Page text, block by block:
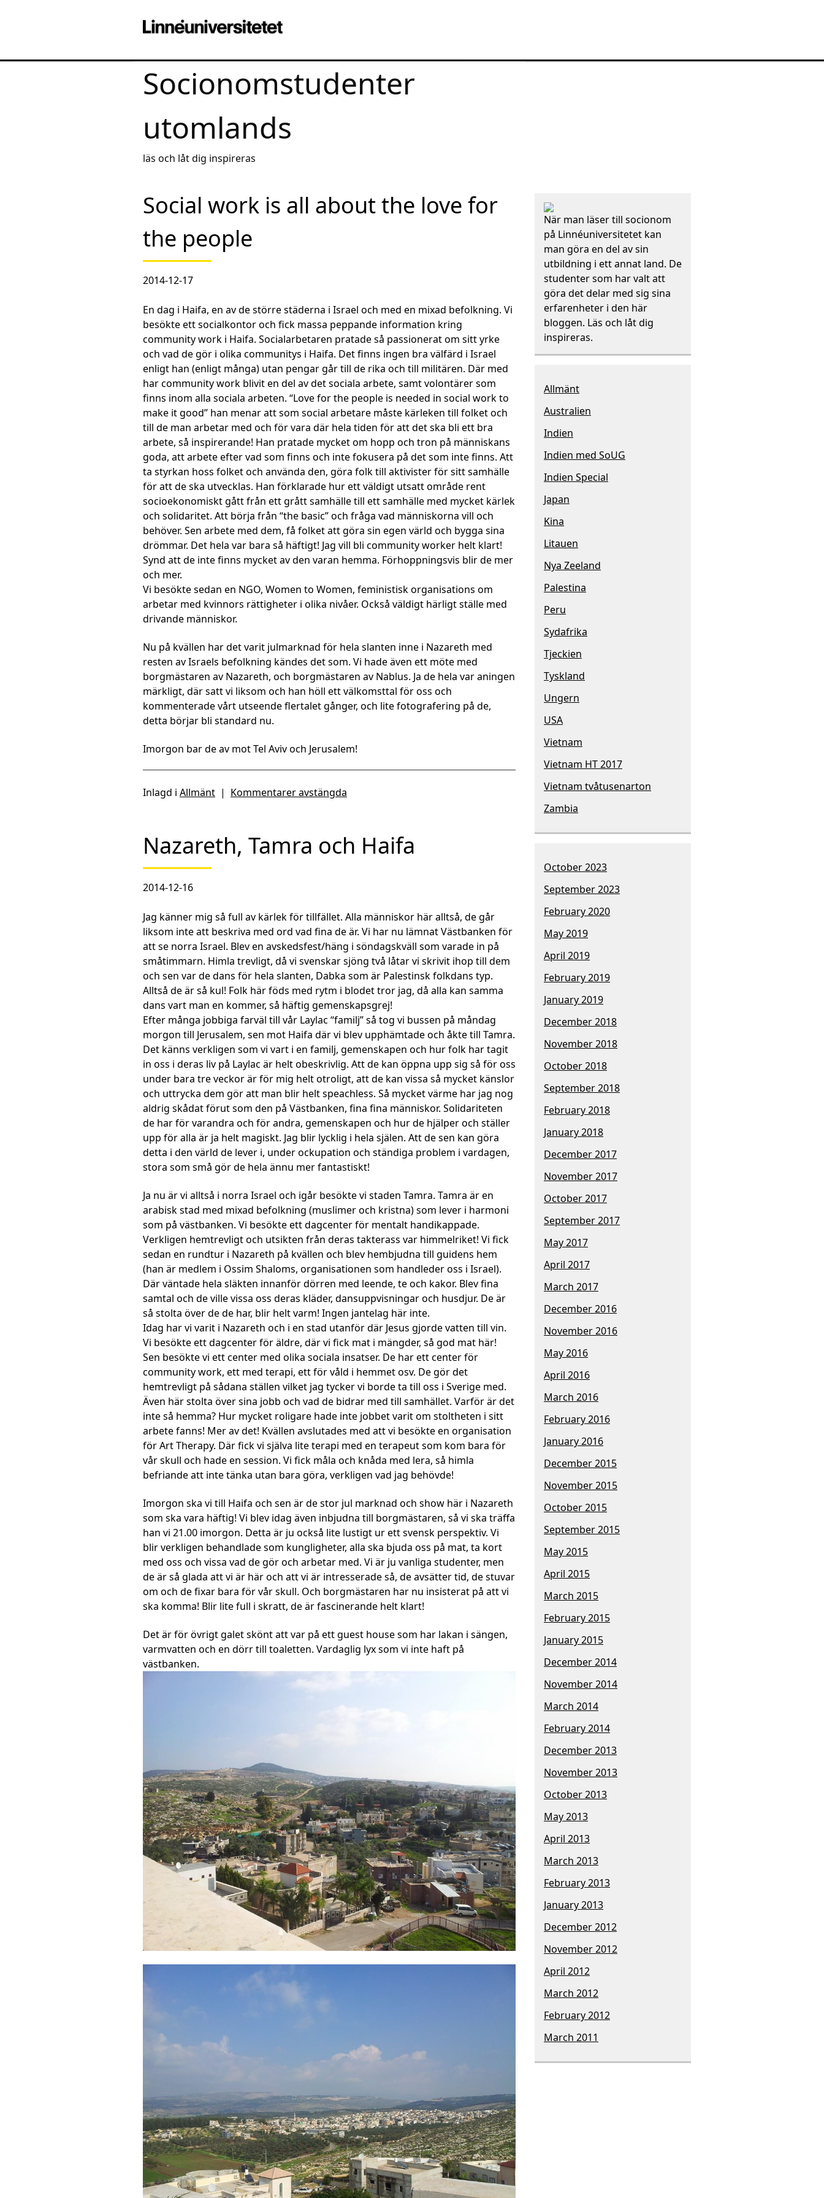
Socionomstudenter
utomlands
läs och låt dig inspireras
Social work is all about the love for
the people
2014-12-17
En dag i Haifa, en av de större städerna i Israel och med en mixad befolkning. Vi
besökte ett socialkontor och fick massa peppande information kring
community work i Haifa. Socialarbetaren pratade så passionerat om sitt yrke
och vad de gör i olika communitys i Haifa. Det finns ingen bra välfärd i Israel
enligt han (enligt många) utan pengar går till de rika och till militären. Där med
har community work blivit en del av det sociala arbete, samt volontärer som
finns inom alla sociala arbeten. “Love for the people is needed in social work to
make it good” han menar att som social arbetare måste kärleken till folket och
till de man arbetar med och för vara där hela tiden för att det ska bli ett bra
arbete, så inspirerande! Han pratade mycket om hopp och tron på människans
goda, att arbete efter vad som finns och inte fokusera på det som inte finns. Att
ta styrkan hoss folket och använda den, göra folk till aktivister för sitt samhälle
för att de ska utvecklas. Han förklarade hur ett väldigt utsatt område rent
socioekonomiskt gått från ett grått samhälle till ett samhälle med mycket kärlek
och solidaritet. Att börja från “the basic” och fråga vad människorna vill och
behöver. Sen arbete med dem, få folket att göra sin egen värld och bygga sina
drömmar. Det hela var bara så häftigt! Jag vill bli community worker helt klart!
Synd att de inte finns mycket av den varan hemma. Förhoppningsvis blir de mer
och mer.
Vi besökte sedan en NGO, Women to Women, feministisk organisations om
arbetar med kvinnors rättigheter i olika nivåer. Också väldigt härligt ställe med
drivande människor.
Nu på kvällen har det varit julmarknad för hela slanten inne i Nazareth med
resten av Israels befolkning kändes det som. Vi hade även ett möte med
borgmästaren av Nazareth, och borgmästaren av Nablus. Ja de hela var aningen
märkligt, där satt vi liksom och han höll ett välkomsttal för oss och
kommenterade vårt utseende flertalet gånger, och lite fotografering på de,
detta börjar bli standard nu.
Imorgon bar de av mot Tel Aviv och Jerusalem!
Inlagd i Allmänt | Kommentarer avstängda
Nazareth, Tamra och Haifa
2014-12-16
Jag känner mig så full av kärlek för tillfället. Alla människor här alltså, de går
liksom inte att beskriva med ord vad fina de är. Vi har nu lämnat Västbanken för
att se norra Israel. Blev en avskedsfest/häng i söndagskväll som varade in på
småtimmarn. Himla trevligt, då vi svenskar sjöng två låtar vi skrivit ihop till dem
och sen var de dans för hela slanten, Dabka som är Palestinsk folkdans typ.
Alltså de är så kul! Folk här föds med rytm i blodet tror jag, då alla kan samma
dans vart man en kommer, så häftig gemenskapsgrej!
Efter många jobbiga farväl till vår Laylac “familj” så tog vi bussen på måndag
morgon till Jerusalem, sen mot Haifa där vi blev upphämtade och åkte till Tamra.
Det känns verkligen som vi vart i en familj, gemenskapen och hur folk har tagit
in oss i deras liv på Laylac är helt obeskrivlig. Att de kan öppna upp sig så för oss
under bara tre veckor är för mig helt otroligt, att de kan vissa så mycket känslor
och uttrycka dem gör att man blir helt speachless. Så mycket värme har jag nog
aldrig skådat förut som den på Västbanken, fina fina människor. Solidariteten
de har för varandra och för andra, gemenskapen och hur de hjälper och ställer
upp för alla är ja helt magiskt. Jag blir lycklig i hela själen. Att de sen kan göra
detta i den värld de lever i, under ockupation och ständiga problem i vardagen,
stora som små gör de hela ännu mer fantastiskt!
Ja nu är vi alltså i norra Israel och igår besökte vi staden Tamra. Tamra är en
arabisk stad med mixad befolkning (muslimer och kristna) som lever i harmoni
som på västbanken. Vi besökte ett dagcenter för mentalt handikappade.
Verkligen hemtrevligt och utsikten från deras takterass var himmelriket! Vi fick
sedan en rundtur i Nazareth på kvällen och blev hembjudna till guidens hem
(han är medlem i Ossim Shaloms, organisationen som handleder oss i Israel).
Där väntade hela släkten innanför dörren med leende, te och kakor. Blev fina
samtal och de ville vissa oss deras kläder, dansuppvisningar och husdjur. De är
så stolta över de de har, blir helt varm! Ingen jantelag här inte.
Idag har vi varit i Nazareth och i en stad utanför där Jesus gjorde vatten till vin.
Vi besökte ett dagcenter för äldre, där vi fick mat i mängder, så god mat här!
Sen besökte vi ett center med olika sociala insatser. De har ett center för
community work, ett med terapi, ett för våld i hemmet osv. De gör det
hemtrevligt på sådana ställen vilket jag tycker vi borde ta till oss i Sverige med.
Även här stolta över sina jobb och vad de bidrar med till samhället. Varför är det
inte så hemma? Hur mycket roligare hade inte jobbet varit om stoltheten i sitt
arbete fanns! Mer av det! Kvällen avslutades med att vi besökte en organisation
för Art Therapy. Där fick vi själva lite terapi med en terapeut som kom bara för
vår skull och hade en session. Vi fick måla och knåda med lera, så himla
befriande att inte tänka utan bara göra, verkligen vad jag behövde!
Imorgon ska vi till Haifa och sen är de stor jul marknad och show här i Nazareth
som ska vara häftig! Vi blev idag även inbjudna till borgmästaren, så vi ska träffa
han vi 21.00 imorgon. Detta är ju också lite lustigt ur ett svensk perspektiv. Vi
blir verkligen behandlade som kungligheter, alla ska bjuda oss på mat, ta kort
med oss och vissa vad de gör och arbetar med. Vi är ju vanliga studenter, men
de är så glada att vi är här och att vi är intresserade så, de avsätter tid, de stuvar
om och de fixar bara för vår skull. Och borgmästaren har nu insisterat på att vi
ska komma! Blir lite full i skratt, de är fascinerande helt klart!
Det är för övrigt galet skönt att var på ett guest house som har lakan i sängen,
varmvatten och en dörr till toaletten. Vardaglig lyx som vi inte haft på
västbanken.
När man läser till socionom
på Linnéuniversitetet kan
man göra en del av sin
utbildning i ett annat land. De
studenter som har valt att
göra det delar med sig sina
erfarenheter i den här
bloggen. Läs och låt dig
inspireras.
Allmänt
Australien
Indien
Indien med SoUG
Indien Special
Japan
Kina
Litauen
Nya Zeeland
Palestina
Peru
Sydafrika
Tjeckien
Tyskland
Ungern
USA
Vietnam
Vietnam HT 2017
Vietnam tvåtusenarton
Zambia
October 2023
September 2023
February 2020
May 2019
April 2019
February 2019
January 2019
December 2018
November 2018
October 2018
September 2018
February 2018
January 2018
December 2017
November 2017
October 2017
September 2017
May 2017
April 2017
March 2017
December 2016
November 2016
May 2016
April 2016
March 2016
February 2016
January 2016
December 2015
November 2015
October 2015
September 2015
May 2015
April 2015
March 2015
February 2015
January 2015
December 2014
November 2014
March 2014
February 2014
December 2013
November 2013
October 2013
May 2013
April 2013
March 2013
February 2013
January 2013
December 2012
November 2012
April 2012
March 2012
February 2012
March 2011